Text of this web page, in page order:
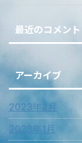
最近のコメント
アーカイブ
2023年2月
2023年1月